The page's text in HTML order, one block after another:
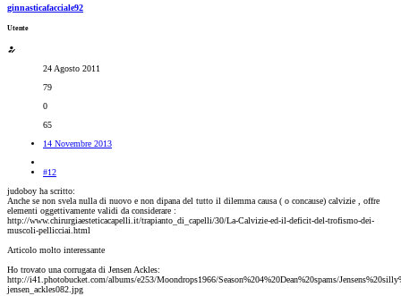
ginnasticafacciale92
Utente
24 Agosto 2011
79
0
65
14 Novembre 2013
#12
judoboy ha scritto:
Anche se non svela nulla di nuovo e non dipana del tutto il dilemma causa ( o concause) calvizie , offre
elementi oggettivamente validi da considerare :
http://www.chirurgiaesteticacapelli.it/trapianto_di_capelli/30/La-Calvizie-ed-il-deficit-del-trofismo-dei-
muscoli-pellicciai.html
Articolo molto interessante
Ho trovato una corrugata di Jensen Ackles:
http://i41.photobucket.com/albums/e253/Moondrops1966/Season%204%20Dean%20spams/
jensen_ackles082.jpg